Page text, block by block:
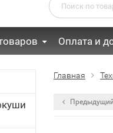
Оплата и
Главная